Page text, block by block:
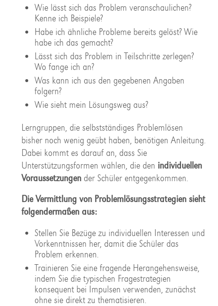
Wie lässt sich das Problem veranschaulichen?
Kenne ich Beispiele?
Habe ich ähnliche Probleme bereits gelöst? Wie
habe ich das gemacht?
Lässt sich das Problem in Teilschritte zerlegen?
Wo fange ich an?
Was kann ich aus den gegebenen Angaben
folgern?
Wie sieht mein Lösungsweg aus?
Lerngruppen, die selbstständiges Problemlösen
bisher noch wenig geübt haben, benötigen Anleitung.
Dabei kommt es darauf an, dass Sie
Unterstützungsformen wählen, die den individuellen
Voraussetzungender Schüler entgegenkommen.
Die Vermittlung von Problemlösungsstrategien sieht
folgendermaßen aus:
Stellen Sie Bezüge zu individuellen Interessen und
Vorkenntnissen her, damit die Schüler das
Problem erkennen.
Trainieren Sie eine fragende Herangehensweise,
indem Sie die typischen Fragestrategien
konsequent bei Impulsen verwenden, zunächst
ohne sie direkt zu thematisieren.